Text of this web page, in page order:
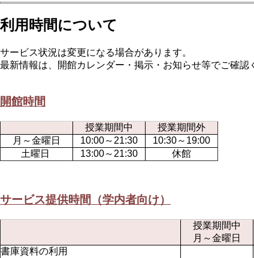
利用時間について
サービス状況は変更になる場合があります。
最新情報は、開館カレンダー・掲示・お知らせ等でご確認
開館時間
授業期間中
授業期間外
月～金曜日
10:00～21:30
10:30～19:00
土曜日
13:00～21:30 休館
サービス提供時間（学内者向け）
授業期間中
月～金曜日
書庫資料の利用